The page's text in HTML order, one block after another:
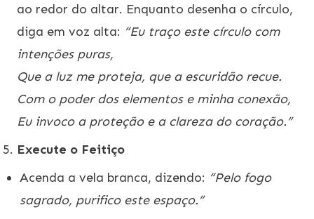
ao redor do altar. Enquanto desenha o círculo,
diga em voz alta: “Eu traço este círculo com
intenções puras,
Que a luz me proteja, que a escuridão recue.
Com o poder dos elementos e minha conexão,
Eu invoco a proteção e a clareza do coração.”
Execute o Feitiço
Acenda a vela branca, dizendo: “Pelo fogo
sagrado, purifico este espaço.”